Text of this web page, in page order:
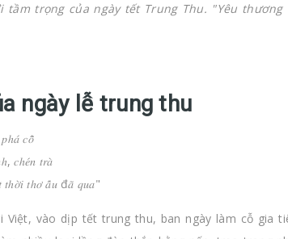
tầm trọng của ngày tết Trung Thu. "Yêu
ngày lễ trung thu
𝑐𝑜̂̃
𝑐ℎ𝑒́𝑛 𝑡𝑟𝑎̀
𝑡ℎ𝑜̛̀𝑖 𝑡ℎ𝑜̛ 𝑎̂́𝑢 đ𝑎̃ 𝑞𝑢𝑎"
Việt, vào dịp tết trung thu, ban ngày làm cỗ gia